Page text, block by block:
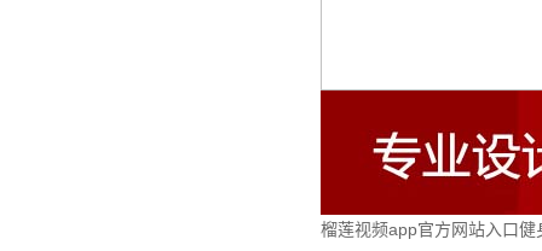
榴莲视频app官方网站入口